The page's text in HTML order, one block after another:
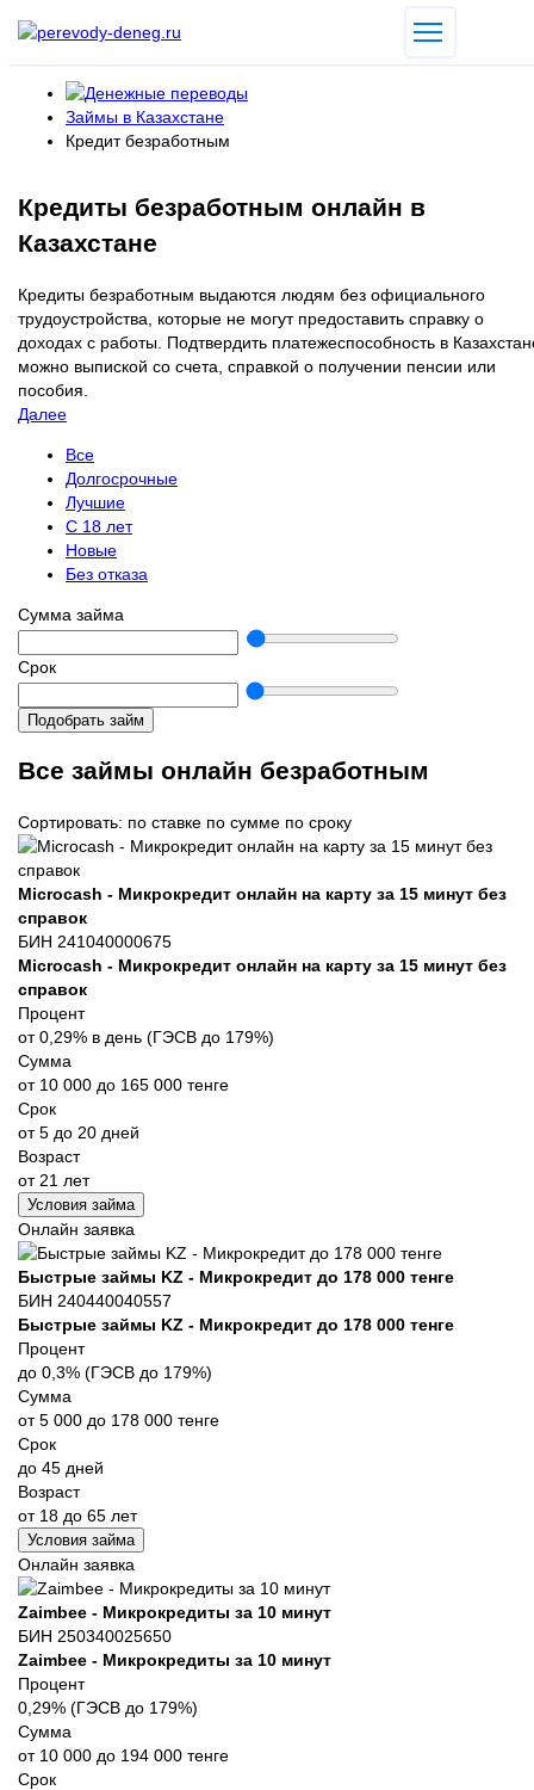
Займы в Казахстане
Кредит безработным
Кредиты безработным онлайн в
Казахстане
Кредиты безработным выдаются людям без официального
трудоустройства, которые не могут предоставить справку о
доходах с работы. Подтвердить платежеспособность в
можно выпиской со счета, справкой о получении пенсии или
пособия.
Далее
Все
Долгосрочные
Лучшие
С 18 лет
Новые
Без отказа
Сумма займа
Срок
Подобрать займ
Все займы онлайн безработным
Сортировать: по ставке по сумме по сроку
Microcash - Микрокредит онлайн на карту за 15 минут без
справок
БИН 241040000675
Microcash - Микрокредит онлайн на карту за 15 минут без
справок
Процент
от 0,29% в день (ГЭСВ до 179%)
Сумма
от 10 000 до 165 000 тенге
Срок
от 5 до 20 дней
Возраст
от 21 лет
Условия займа
Онлайн заявка
Быстрые займы KZ - Микрокредит до 178 000 тенге
БИН 240440040557
Быстрые займы KZ - Микрокредит до 178 000 тенге
Процент
до 0,3% (ГЭСВ до 179%)
Сумма
от 5 000 до 178 000 тенге
Срок
до 45 дней
Возраст
от 18 до 65 лет
Условия займа
Онлайн заявка
Zaimbee - Микрокредиты за 10 минут
БИН 250340025650
Zaimbee - Микрокредиты за 10 минут
Процент
0,29% (ГЭСВ до 179%)
Сумма
от 10 000 до 194 000 тенге
Срок